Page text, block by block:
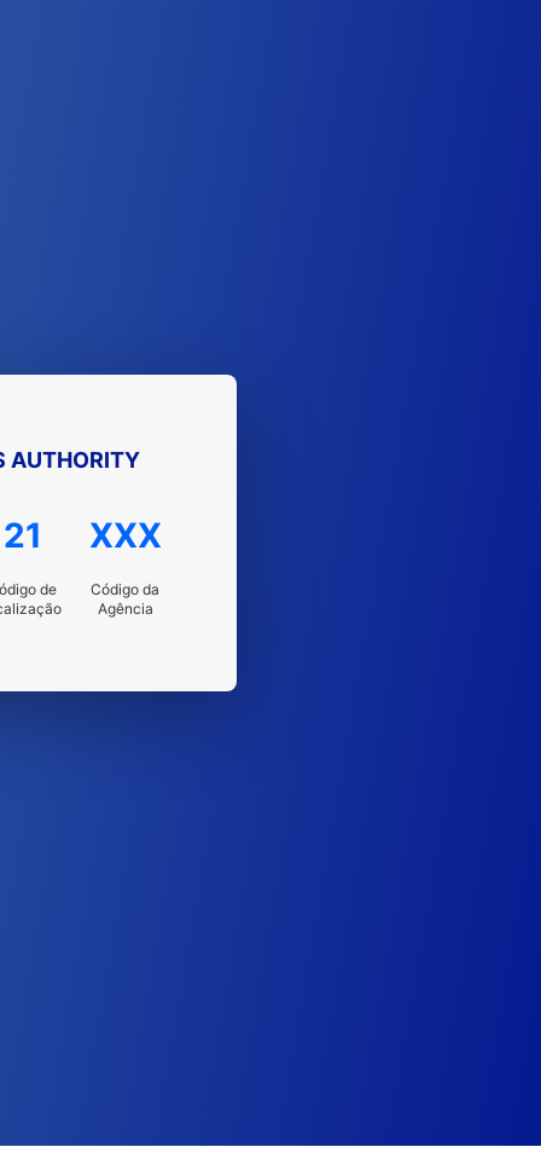
AUTHORITY
21
de
XXX
Código da
Agência